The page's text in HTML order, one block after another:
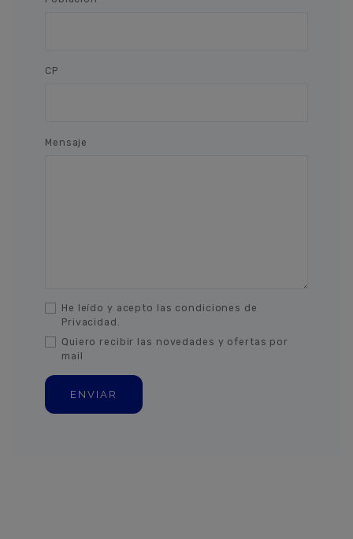
CP
Mensaje
He leído y acepto las condiciones de
Privacidad.
Quiero recibir las novedades y ofertas por
mail